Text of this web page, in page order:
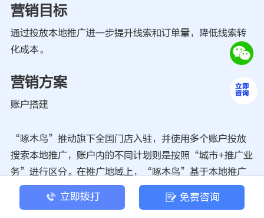
营销目标
通过投放本地推广进一步提升线索和订单量，降低线索转
化成本。
营销方案
账户搭建
“啄木鸟”推动旗下全国门店入驻，并使用多个账户投放
搜索本地推广，账户内的不同计划则是按照“城市+推广业
务”进行区分。在推广地域上，“啄木鸟”基于本地推广
的LBS定向能力，投放了门店周边8-10km，既覆盖了每
个城市的主要城区，又能精准获取周边线索。
立即拨打 免费咨询